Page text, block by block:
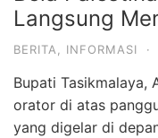
Langsung
BERITA INFORMASI ·
Bupati Tasikmalaya,
orator di atas
yang digelar di